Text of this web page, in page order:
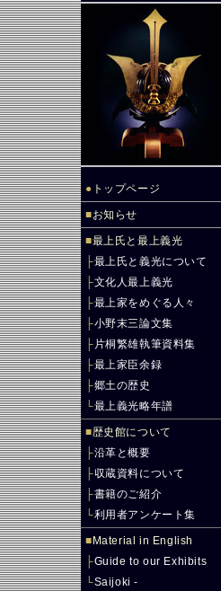
● トップページ
■お知らせ
■最上氏と最上義光
├最上氏と義光について
├文化人最上義光
├最上家をめぐる人々
├小野末三論文集
├ 片桐繁雄執筆資料集
├最上家臣余録
├郷土の歴史
└最上義光略年譜
■歴史館について
├沿革と概要
├収蔵資料について
├書籍のご紹介
└利用者アンケート集
■ Material in English
├Guide to our Exhibits
└Saijoki -